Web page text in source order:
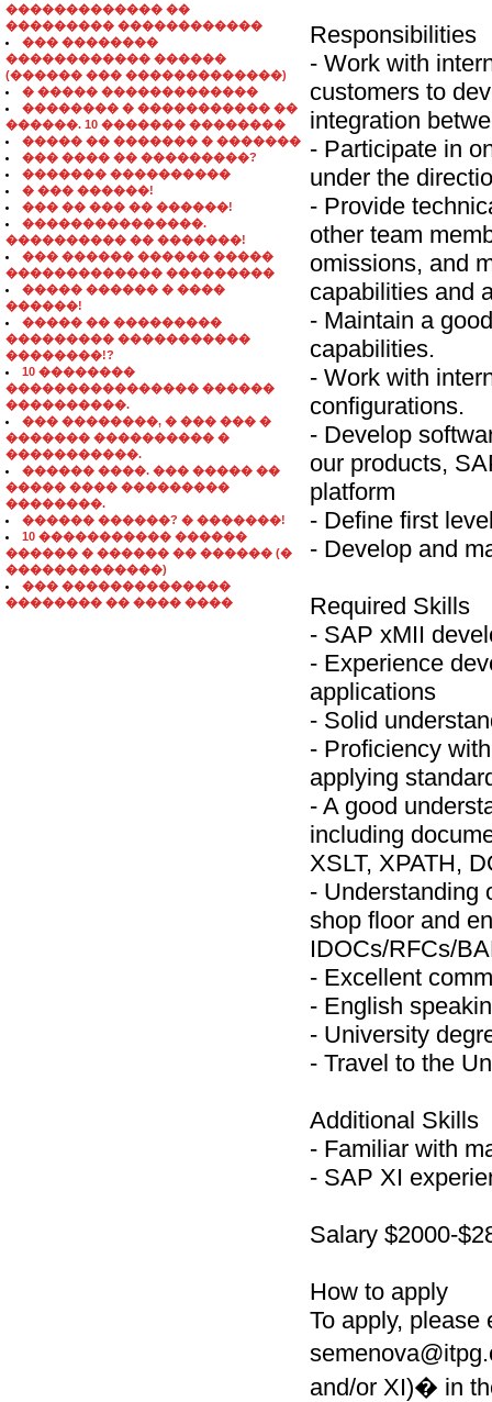
������������� ��
��������� ������������
��� ��������
������������ ������
(������ ��� �������������)
� ����� �������������
�������� � ����������� ��
������. 10 ������� ��������
����� �� ������� � �������
��� ���� �� ���������?
������� ����������
� ��� ������!
��� �� ��� �� ������!
���������������.
���������� �� �������!
��� ������ ������ �����
������������� ���������
����� ������ � ����
������!
����� �� ���������
��������� �����������
��������!?
10 ��������
���������������� ������
����������.
��� ��������, � ��� ��� �
������� ���������� �
�����������.
������ ����. ��� ����� ��
����� ���� ���������
��������.
������ ������? � �������!
10 ����������� ������
������ � ������ �� ������ (�
�������������)
��� ��������������
�������� �� ���� ����
Responsibilities
- Work with
customers to
integration
- Participate in
under the
- Provide
other team
omissions, and
capabilities and
- Maintain a
capabilities.
- Work with
configurations.
- Develop
our products,
platform
- Define first
- Develop and
Required Skills
- SAP xMII
- Experience
applications
- Solid
- Proficiency
applying
- A good
including
XSLT, XPATH,
- Understanding
shop floor and
IDOCs/RFCs/
- Excellent
- English
- University
- Travel to the
Additional Skills
- Familiar with
- SAP XI
Salary $2000-
How to apply
To apply,
and/or XI)� in